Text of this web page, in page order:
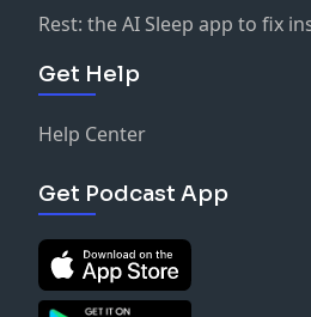
Rest: the AI Sleep app to fix
Get Help
Help Center
Get Podcast App